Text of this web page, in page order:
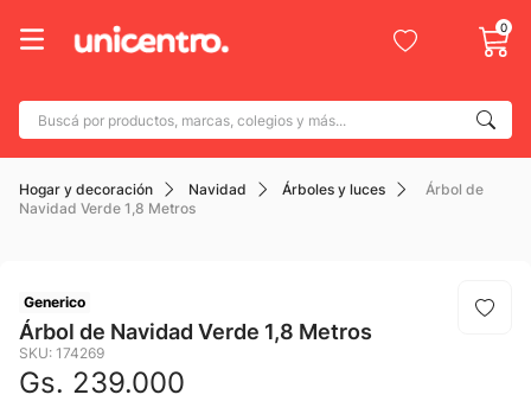
0
Buscá por productos, marcas, colegios y más...
Hogar y decoración Navidad Árboles y luces
Árbol de
Navidad Verde 1,8 Metros
Generico
Árbol de Navidad Verde 1,8 Metros
SKU: 174269
Gs. 239.000
Términos más buscados
1 . adidas
caterpillar
5. botin